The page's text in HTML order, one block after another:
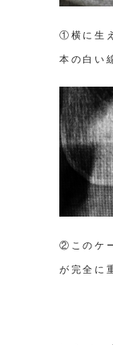
①横に生
本の白い
②このケ
が完全に